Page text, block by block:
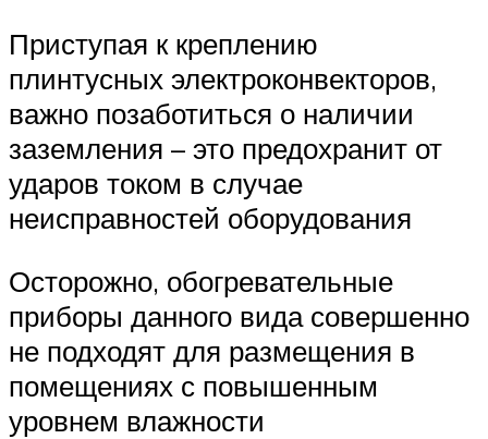
Приступая к креплению
плинтусных электроконвекторов,
важно позаботиться о наличии
заземления – это предохранит от
ударов током в случае
неисправностей оборудования
Осторожно, обогревательные
приборы данного вида совершенно
не подходят для размещения в
помещениях с повышенным
уровнем влажности